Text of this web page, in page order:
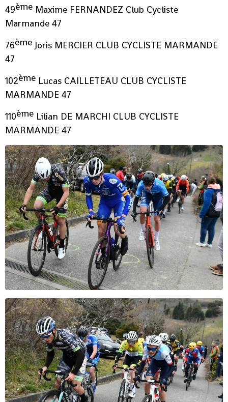
49ème Maxime FERNANDEZ Club Cycliste
Marmande 47
76ème Joris MERCIER CLUB CYCLISTE MARMANDE
47
102ème Lucas CAILLETEAU CLUB CYCLISTE
MARMANDE 47
110ème Lilian DE MARCHI CLUB CYCLISTE
MARMANDE 47